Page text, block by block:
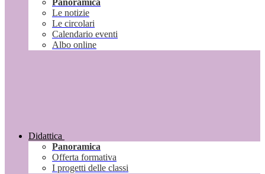
Panoramica
Le notizie
Le circolari
Calendario eventi
Albo online
Didattica
Panoramica
Offerta formativa
I progetti delle classi